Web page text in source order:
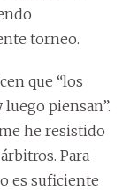
torneo.
que “los
piensan”.
he resistido
Para
es suficiente